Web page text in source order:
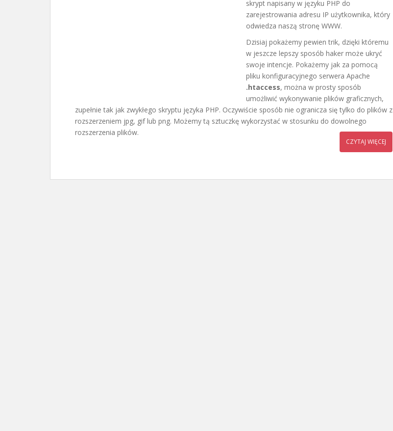
skrypt napisany w języku PHP do
zarejestrowania adresu IP użytkownika, który
odwiedza naszą stronę WWW.
Dzisiaj pokażemy pewien trik, dzięki któremu
w jeszcze lepszy sposób haker może ukryć
swoje intencje. Pokażemy jak za pomocą
pliku konfiguracyjnego serwera Apache
.htaccess, można w prosty sposób
umożliwić wykonywanie plików graficznych,
zupełnie tak jak zwykłego skryptu języka PHP. Oczywiście sposób nie ogranicza się tylko do plików z
rozszerzeniem jpg, gif lub png. Możemy tą sztuczkę wykorzystać w stosunku do dowolnego
rozszerzenia plików.
CZYTAJ WIĘCEJ